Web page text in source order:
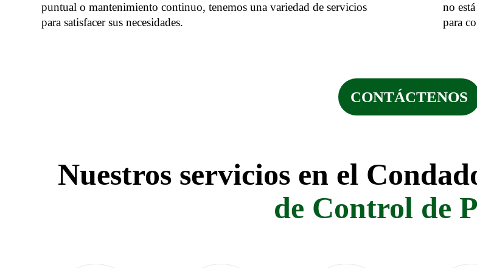
puntual o mantenimiento continuo, tenemos una variedad de servicios
para satisfacer sus necesidades.
no
para
CONTÁCTENOS
Nuestros servicios en el
de Control de